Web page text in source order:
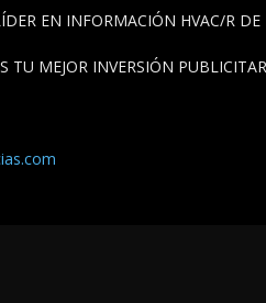
EN INFORMACIÓN HVAC/R
MEJOR INVERSIÓN